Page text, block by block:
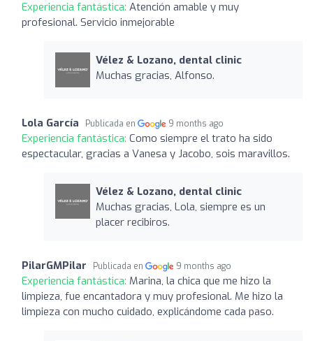
Experiencia fantástica: Atención amable y muy
profesional. Servicio inmejorable
Vélez & Lozano, dental clinic
Muchas gracias, Alfonso.
Lola García Publicada en 9 months ago
Experiencia fantástica: Como siempre el trato ha sido
espectacular, gracias a Vanesa y Jacobo, sois maravillos.
Vélez & Lozano, dental clinic
Muchas gracias, Lola, siempre es un
placer recibiros.
PilarGMPilar Publicada en 9 months ago
Experiencia fantástica: Marina, la chica que me hizo la
limpieza, fue encantadora y muy profesional. Me hizo la
limpieza con mucho cuidado, explicándome cada paso.